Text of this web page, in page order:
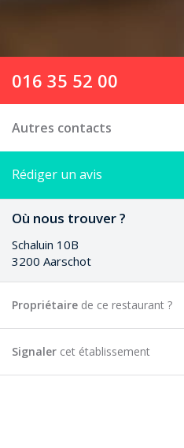
016 35 52 00
Autres contacts
Rédiger un avis
Où nous trouver ?
Schaluin 10B
3200 Aarschot
Propriétaire de ce restaurant ?
Signaler cet établissement